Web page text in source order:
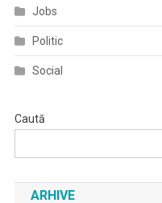
Jobs
Politic
Social
Caută
ARHIVE